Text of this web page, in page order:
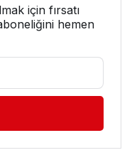
için fırsatı
hemen